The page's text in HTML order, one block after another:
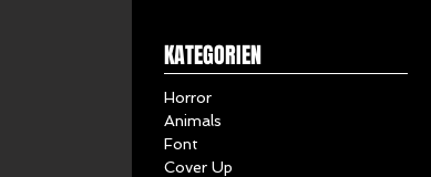
KATEGORIEN
Horror
Animals
Font
Cover Up